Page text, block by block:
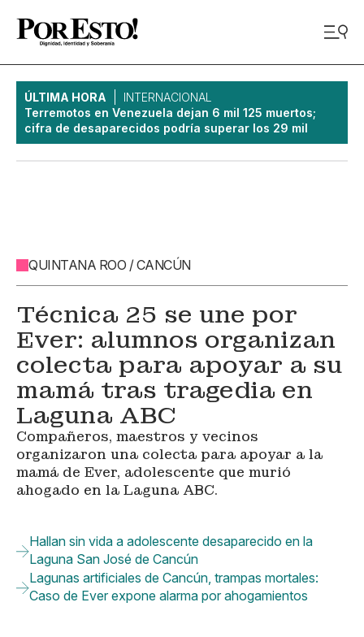
ÚLTIMA HORA
INTERNACIONAL
Terremotos en Venezuela dejan 6 mil 125 muertos;
cifra de desaparecidos podría superar los 29 mil
QUINTANA ROO / CANCÚN
Técnica 25 se une por
Ever: alumnos organizan
colecta para apoyar a su
mamá tras tragedia en
Laguna ABC
Compañeros, maestros y vecinos
organizaron una colecta para apoyar a la
mamá de Ever, adolescente que murió
ahogado en la Laguna ABC.
Hallan sin vida a adolescente desaparecido en la
Laguna San José de Cancún
Lagunas artificiales de Cancún, trampas mortales:
Caso de Ever expone alarma por ahogamientos